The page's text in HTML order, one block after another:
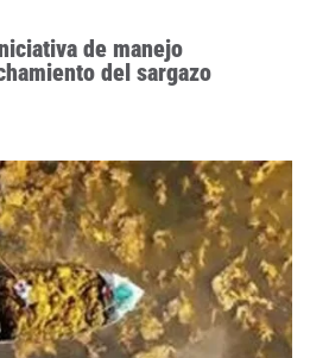
de manejo
del sargazo